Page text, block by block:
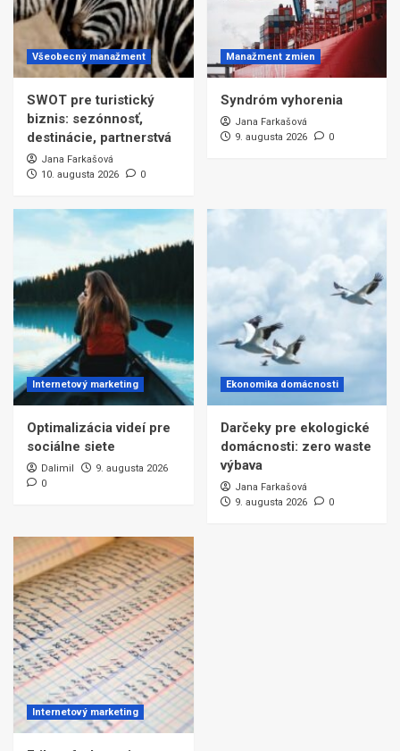
Všeobecný manažment
SWOT pre turistický
biznis: sezónnosť,
destinácie, partnerstvá
Jana Farkašová
10. augusta 2026
0
Manažment zmien
Syndróm vyhorenia
Jana Farkašová
9. augusta 2026
0
Internetový marketing
Optimalizácia videí pre
sociálne siete
Dalimil
9. augusta 2026
0
Ekonomika domácnosti
Darčeky pre ekologické
domácnosti: zero waste
výbava
Jana Farkašová
9. augusta 2026
0
Internetový marketing